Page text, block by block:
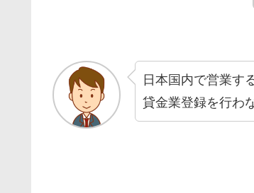
日本国内で営業す
貸金業登録を行わ